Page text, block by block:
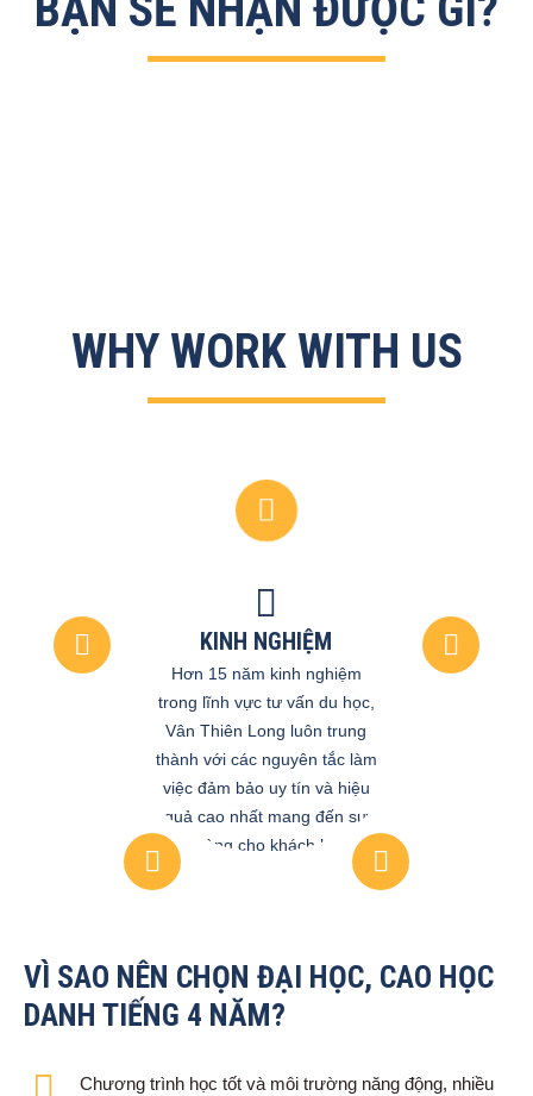
WHY WORK WITH US
KINH NGHIỆM
Hơn 15 năm kinh nghiệm
trong lĩnh vực tư vấn du học,
Vân Thiên Long luôn trung
thành với các nguyên tắc làm
việc đảm bảo uy tín và hiệu
quả cao nhất mang đến sự
hài lòng cho khách hàng
VÌ SAO NÊN CHỌN ĐẠI HỌC, CAO HỌC
DANH TIẾNG 4 NĂM?
Chương trình học tốt và môi trường năng động, nhiều